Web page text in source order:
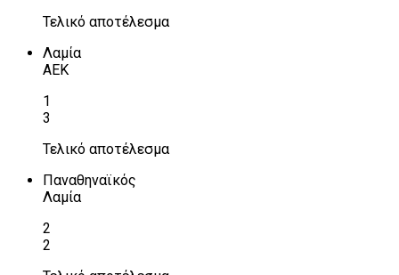
Τελικό αποτέλεσμα
Λαμία
ΑΕΚ
1
3
Τελικό αποτέλεσμα
Παναθηναϊκός
Λαμία
2
2